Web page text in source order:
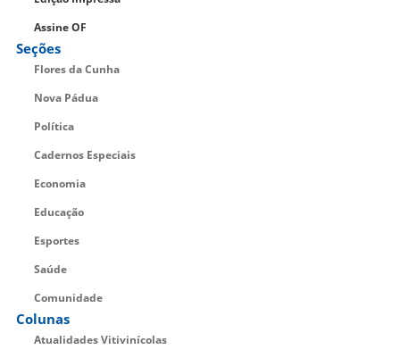
Assine OF
Seções
Flores da Cunha
Nova Pádua
Política
Cadernos Especiais
Economia
Educação
Esportes
Saúde
Comunidade
Colunas
Atualidades Vitivinícolas